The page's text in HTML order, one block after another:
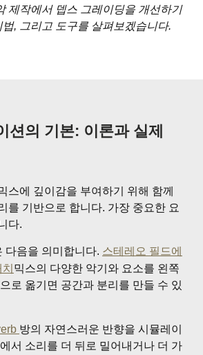
제작에서 뎁스 그레이딩을 개선하기
, 그리고 도구를 살펴보겠습니다.
션의 기본: 이론과 실제
스에 깊이감을 부여하기 위해 함께
를 기반으로 합니다. 가장 중요한 요
다.
다음을 의미합니다. 스테레오 필드에
믹스의 다양한 악기와 요소를 왼쪽
로 옮기면 공간과 분리를 만들 수 있
방의 자연스러운 반향을 시뮬레이
서 소리를 더 뒤로 밀어내거나 더 가